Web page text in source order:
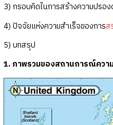
3) กรอบคิดในการสร้างความปรอ
4) ปัจจัยแห่งความสำเร็จของการส
5) บทสรุป
1. ภาพรวมของสถานการณ์ควา